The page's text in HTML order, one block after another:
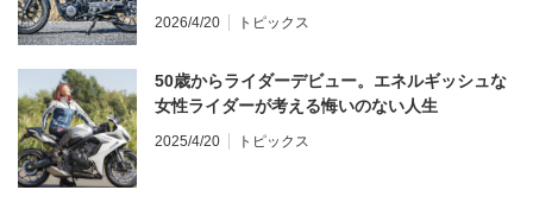
う？
2026/4/20 トピックス
50歳からライダーデビュー。エネルギッシュな
女性ライダーが考える悔いのない人生
2025/4/20 トピックス